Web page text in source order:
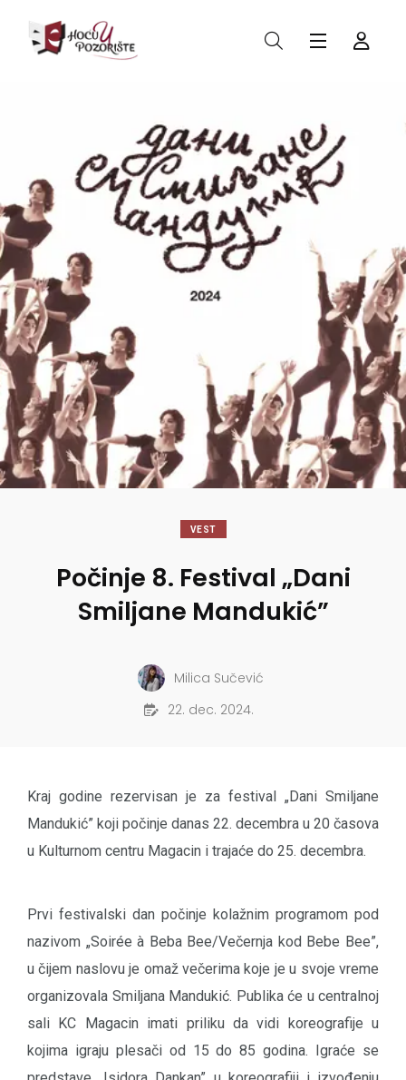
VEST
Počinje 8. Festival „Dani
Smiljane Mandukić”
Milica Sučević
22. dec. 2024.
Kraj godine rezervisan je za festival „Dani Smiljane
Mandukić” koji počinje danas 22. decembra u 20 časova
u Kulturnom centru Magacin i trajaće do 25. decembra.
Prvi festivalski dan počinje kolažnim programom pod
nazivom „Soirée à Beba Bee/Večernja kod Bebe Bee”,
u čijem naslovu je omaž večerima koje je u svoje vreme
organizovala Smiljana Mandukić. Publika će u centralnoj
sali KC Magacin imati priliku da vidi koreografije u
kojima igraju plesači od 15 do 85 godina. Igraće se